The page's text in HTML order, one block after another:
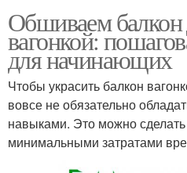
Обшиваем балкон
вагонкой:
для начинающих
Чтобы украсить балкон
вовсе не обязательно
навыками. Это можно
минимальными затратами